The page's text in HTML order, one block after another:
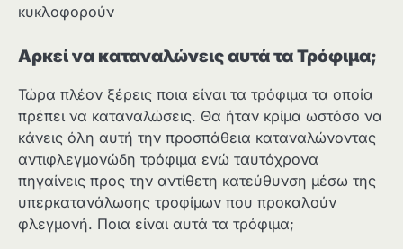
κυκλοφορούν
Αρκεί να καταναλώνεις αυτά τα Τρόφιμα;
Τώρα πλέον ξέρεις ποια είναι τα τρόφιμα τα οποία
πρέπει να καταναλώσεις. Θα ήταν κρίμα ωστόσο να
κάνεις όλη αυτή την προσπάθεια καταναλώνοντας
αντιφλεγμονώδη τρόφιμα ενώ ταυτόχρονα
πηγαίνεις προς την αντίθετη κατεύθυνση μέσω της
υπερκατανάλωσης τροφίμων που προκαλούν
φλεγμονή. Ποια είναι αυτά τα τρόφιμα;